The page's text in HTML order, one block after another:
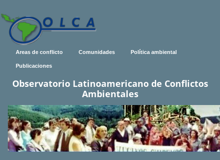
Areas de conflicto Comunidades Política ambiental
Publicaciones
Observatorio Latinoamericano de Conflictos
Ambientales